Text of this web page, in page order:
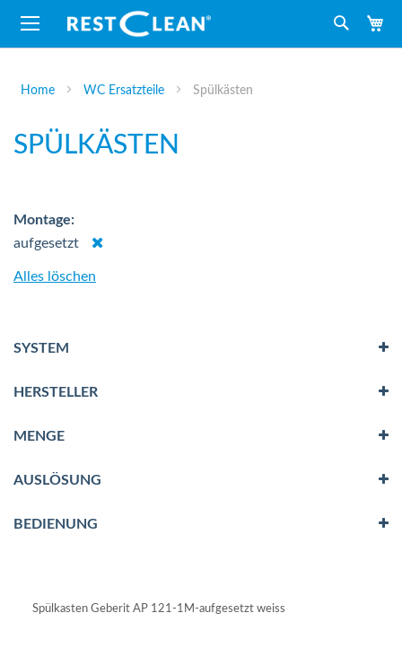
Suche
Home WC Ersatzteile Spülkästen
SPÜLKÄSTEN
Spülkasten Geberit AP 121-1M-aufgesetzt weiss
Montage
aufgesetzt
Dies
Alles löschen
SYSTEM
HERSTELLER
MENGE
AUSLÖSUNG
BEDIENUNG